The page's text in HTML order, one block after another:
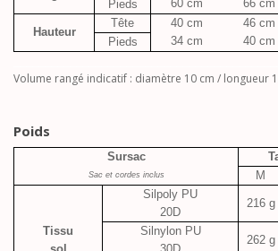
Pieds 60 cm 66 cm
Hauteur
Tête 40 cm
46 cm
Pieds
34 cm
40 cm
Volume rangé indicatif : diamètre 10 cm / longueur
Poids
Sursac
Sac et cordes inclus M
Tissu
Silpoly PU
20D
216 g
Silnylon PU
262 g